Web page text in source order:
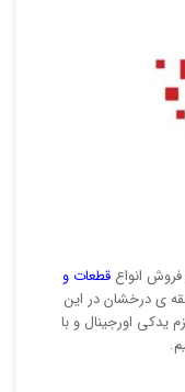
انواع قطعات و
ی درخشان در این
یدکی اورجینال و با